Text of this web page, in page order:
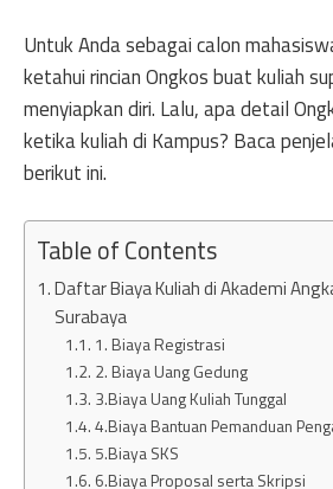
Untuk Anda sebagai calon
ketahui rincian Ongkos buat kuliah
menyiapkan diri. Lalu, apa detail
ketika kuliah di Kampus? Baca
berikut ini.
Table of Contents
Daftar Biaya Kuliah di Akademi
Surabaya
1. Biaya Registrasi
2. Biaya Uang Gedung
3.Biaya Uang Kuliah Tunggal
4.Biaya Bantuan Pemanduan
5.Biaya SKS
6.Biaya Proposal serta Skripsi